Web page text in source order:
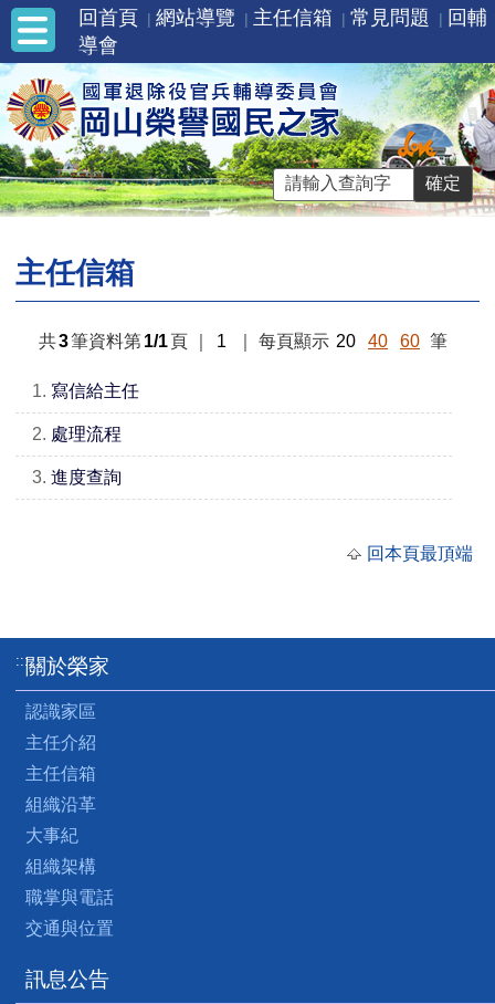
回首頁 網站導覽 主任信箱 常見問題
回輔
導會
主任信箱
共3筆資料第1/1頁 1 每頁顯示 20 40 60 筆
1. 寫信給主任
2. 處理流程
3. 進度查詢
回本頁最頂端
:::關於榮家
認識家區
主任介紹
主任信箱
組織沿革
大事紀
組織架構
職掌與電話
交通與位置
訊息公告